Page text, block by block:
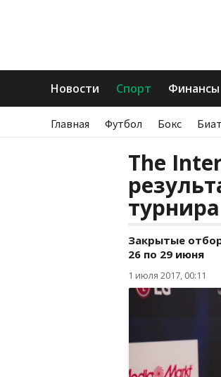
Новости Спорт Финансы
Главная Футбол Бокс
The
Закрытые
26 по 29 июня
1 июля 2017, 00:11